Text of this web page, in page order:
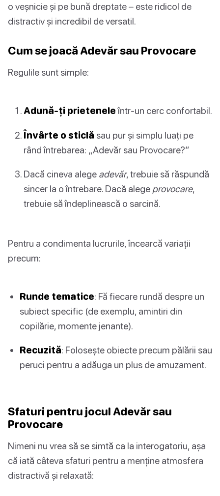
o veșnicie și pe bună dreptate – este ridicol de
distractiv și incredibil de versatil.
Cum se joacă Adevăr sau Provocare
Regulile sunt simple:
Adună-ți prieteneleîntr-un cerc confortabil.
Învârte o sticlă sau pur și simplu luați pe
rând întrebarea: „Adevăr sau Provocare?”
Dacă cineva alege adevăr, trebuie să răspundă
sincer la o întrebare. Dacă alege provocare,
trebuie să îndeplinească o sarcină.
Pentru a condimenta lucrurile, încearcă variații
precum:
Runde tematice: Fă fiecare rundă despre un
subiect specific (de exemplu, amintiri din
copilărie, momente jenante).
Recuzită: Folosește obiecte precum pălării sau
peruci pentru a adăuga un plus de amuzament.
Sfaturi pentru jocul Adevăr sau
Provocare
Nimeni nu vrea să se simtă ca la interogatoriu, așa
că iată câteva sfaturi pentru a menține atmosfera
distractivă și relaxată: